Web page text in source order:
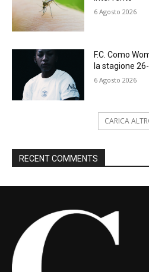
6 Agosto 2026
F.C. Como
la stagione
6 Agosto 2026
CARICA
RECENT COMMENTS